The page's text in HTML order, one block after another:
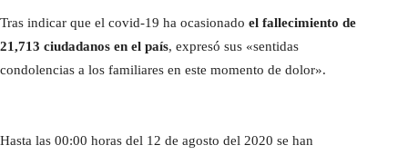
Tras indicar que el covid-19 ha ocasionado el fallecimiento de
21,713 ciudadanos en el país, expresó sus «sentidas
condolencias a los familiares en este momento de dolor».
Hasta las 00:00 horas del 12 de agosto del 2020 se han